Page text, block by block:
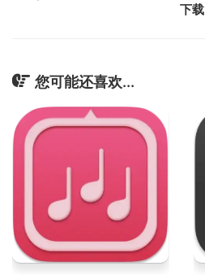
下载
您可能还喜欢...